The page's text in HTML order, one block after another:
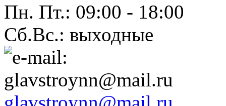
Пн. Пт.: 09:00 - 18:00
Сб.Вс.: выходные